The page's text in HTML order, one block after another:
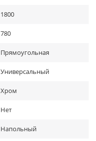
1800
780
Прямоугольная
Универсальный
Хром
Нет
Напольный